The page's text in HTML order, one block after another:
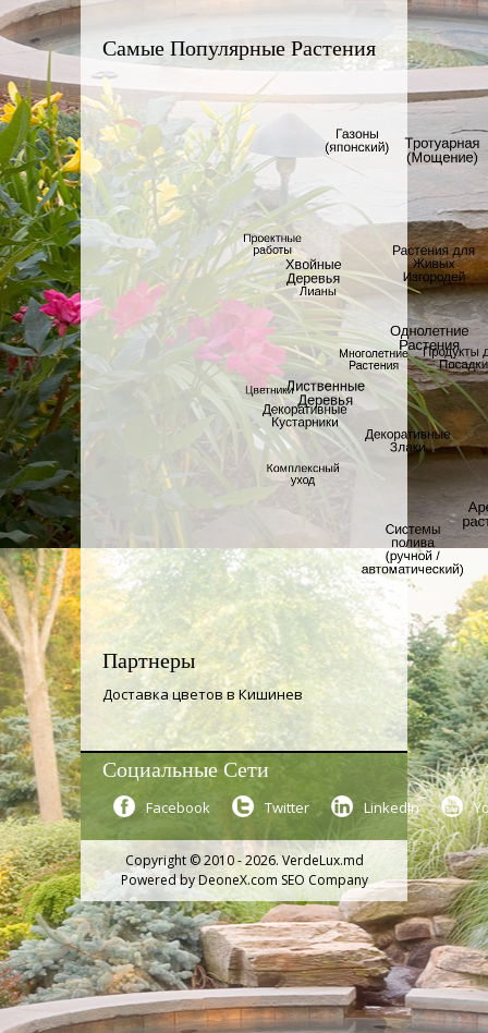
Самые Популярные Растения
Партнеры
Доставка цветов в Кишинев
Социальные Сети
Facebook Twitter LinkedIn
Copyright © 2010 - 2026. VerdeLux.md
Powered byDeoneX.com SEO Company